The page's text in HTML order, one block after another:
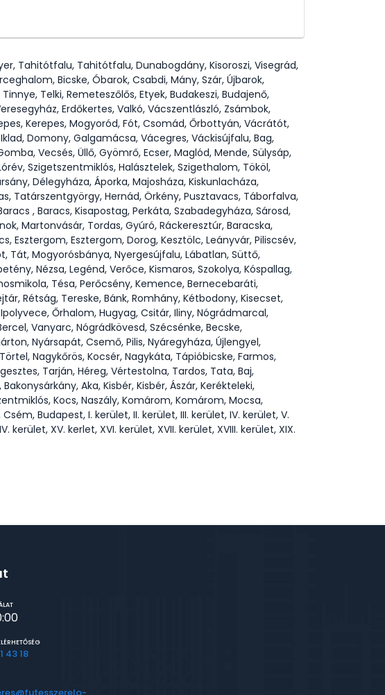
Tahitótfalu, Tahitótfalu, Dunabogdány, Kisoroszi, Visegrád,
Bicske, Óbarok, Csabdi, Mány, Szár, Újbarok,
Telki, Remeteszőlős, Etyek, Budakeszi, Budajenő,
Erdőkertes, Valkó, Vácszentlászló, Zsámbok,
Kerepes, Mogyoród, Fót, Csomád, Őrbottyán, Vácrátót,
Domony, Galgamácsa, Vácegres, Váckisújfalu, Bag,
Vecsés, Üllő, Gyömrő, Ecser, Maglód, Mende, Sülysáp,
Szigetszentmiklós, Halásztelek, Szigethalom, Tököl,
Délegyháza, Áporka, Majosháza, Kiskunlacháza,
Tatárszentgyörgy, Hernád, Örkény, Pusztavacs, Táborfalva,
, Baracs, Kisapostag, Perkáta, Szabadegyháza, Sárosd,
Martonvásár, Tordas, Gyúró, Ráckeresztúr, Baracska,
Esztergom, Esztergom, Dorog, Kesztölc, Leányvár, Piliscsév,
Tát, Mogyorósbánya, Nyergesújfalu, Lábatlan, Süttő,
Nézsa, Legénd, Verőce, Kismaros, Szokolya, Kóspallag,
Tésa, Perőcsény, Kemence, Bernecebaráti,
Rétság, Tereske, Bánk, Romhány, Kétbodony, Kisecset,
Őrhalom, Hugyag, Csitár, Iliny, Nógrádmarcal,
Vanyarc, Nógrádkövesd, Szécsénke, Becske,
Nyársapát, Csemő, Pilis, Nyáregyháza, Újlengyel,
Nagykőrös, Kocsér, Nagykáta, Tápióbicske, Farmos,
Tarján, Héreg, Vértestolna, Tardos, Tata, Baj,
Aka, Kisbér, Kisbér, Ászár, Kerékteleki,
Kocs, Naszály, Komárom, Komárom, Mocsa,
Budapest, I. kerület, II. kerület, III. kerület, IV. kerület, V.
kerület, XV. kerlet, XVI. kerület, XVII. kerület, XVIII. kerület, XIX.
43 18